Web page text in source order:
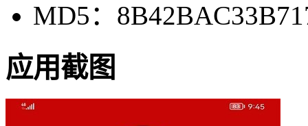
MD5：
应用截图